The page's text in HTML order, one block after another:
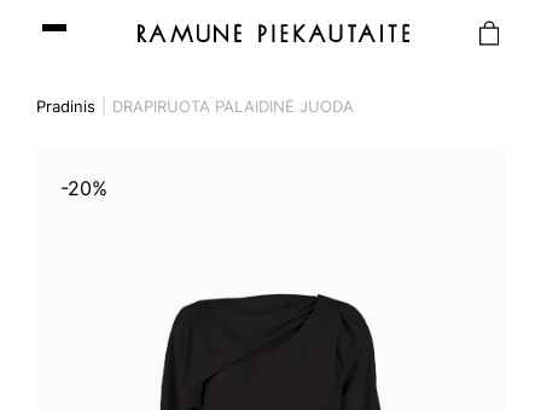
Pradinis DRAPIRUOTA PALAIDINĖ JUODA
-20%